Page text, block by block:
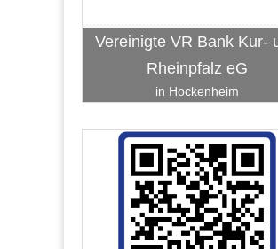
Lean-Consulting - Hans-
Haffner e. Kfm.
Vereinigte VR Bank Kur-
Rheinpfalz eG
in Hockenheim